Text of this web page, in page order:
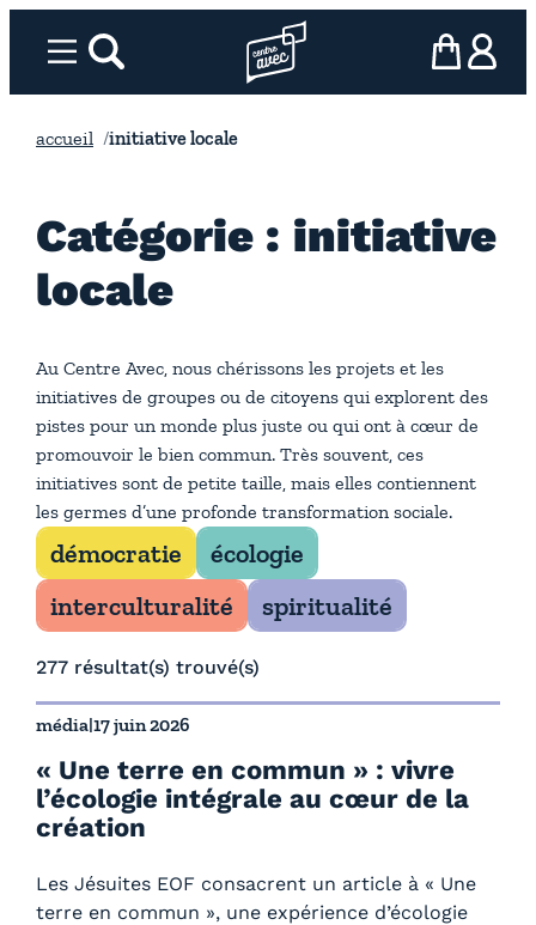
Menurechercher Page d’accueil l’association
mon panier
ma
accueil initiative locale
Catégorie : initiative
locale
Au Centre Avec, nous chérissons les projets et les
initiatives de groupes ou de citoyens qui explorent des
pistes pour un monde plus juste ou qui ont à cœur de
promouvoir le bien commun. Très souvent, ces
initiatives sont de petite taille, mais elles contiennent
les germes d’une profonde transformation sociale.
Filtrer par thème
démocratie
écologie
interculturalité
spiritualité
277 résultat(s) trouvé(s)
« Une terre en commun » : vivre
l’écologie intégrale au cœur de la
création
média|17 juin 2026
Les Jésuites EOF consacrent un article à « Une
terre en commun », une expérience d’écologie